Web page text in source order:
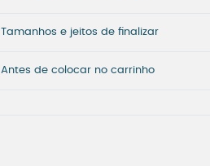
Tamanhos e jeitos de finalizar
Antes de colocar no carrinho